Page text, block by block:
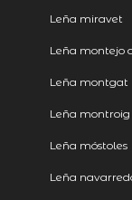
Leña miravet
Leña montejo
Leña montgat
Leña
Leña móstoles
Leña